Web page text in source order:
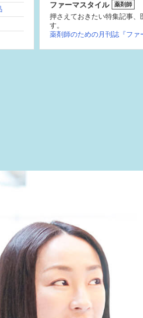
ファーマスタイル 薬剤師
押さえておきたい特集記事、
す。
薬剤師のための月刊誌『ファ